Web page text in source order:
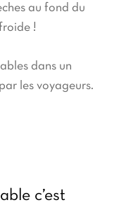
au fond du
!
dans un
les voyageurs.
c’est